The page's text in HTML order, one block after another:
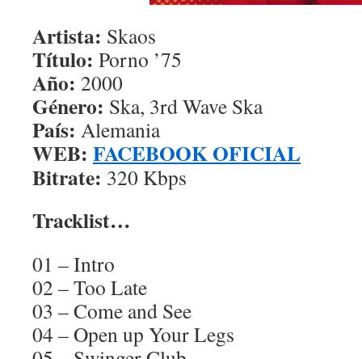
Artista: Skaos
Título: Porno ’75
Año: 2000
Género: Ska, 3rd Wave Ska
País: Alemania
WEB: FACEBOOK OFICIAL
Bitrate: 320 Kbps
Tracklist…
01 – Intro
02 – Too Late
03 – Come and See
04 – Open up Your Legs